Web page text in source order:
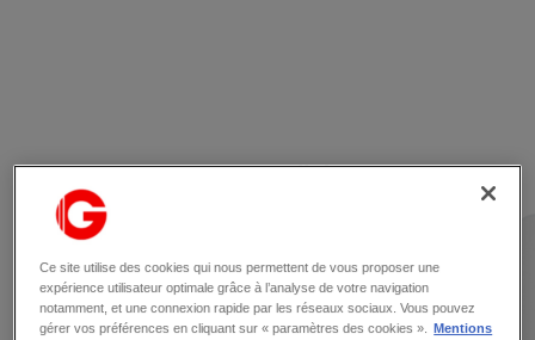
Les actualités
Ce site utilise des cookies qui nous permettent de vous proposer une
expérience utilisateur optimale grâce à l’analyse de votre navigation
notamment, et une connexion rapide par les réseaux sociaux. Vous pouvez
gérer vos préférences en cliquant sur « paramètres des cookies ».
Mentions